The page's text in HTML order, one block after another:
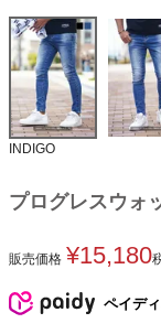
INDIGO
プログレスウォ
販売価格 ¥15,180
ペイデ